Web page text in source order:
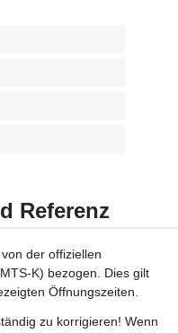
Referenz
der offiziellen
K) bezogen. Dies gilt
Öffnungszeiten.
zu korrigieren! Wenn